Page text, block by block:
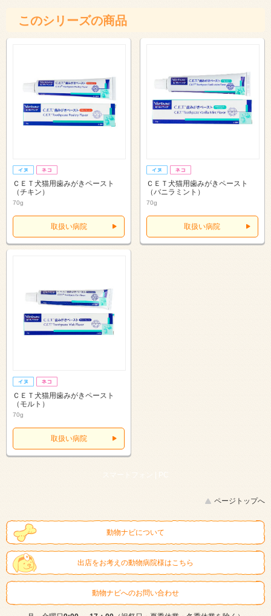
このシリーズの商品
ＣＥＴ犬猫用歯みがきペースト
（チキン）
70g
取扱い病院
ＣＥＴ犬猫用歯みがきペースト
（バニラミント）
70g
取扱い病院
ＣＥＴ犬猫用歯みがきペースト
（モルト）
70g
取扱い病院
スマートフォン | PC
ページトップへ
動物ナビについて
出店をお考えの動物病院様はこちら
動物ナビへのお問い合わせ